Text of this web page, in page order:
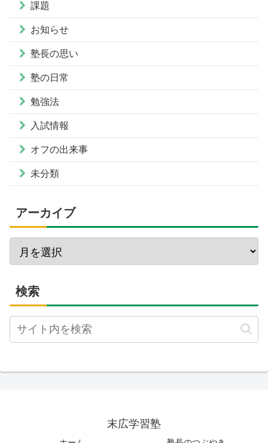
課題
お知らせ
塾長の思い
塾の日常
勉強法
入試情報
オフの出来事
未分類
アーカイブ
検索
末広学習塾